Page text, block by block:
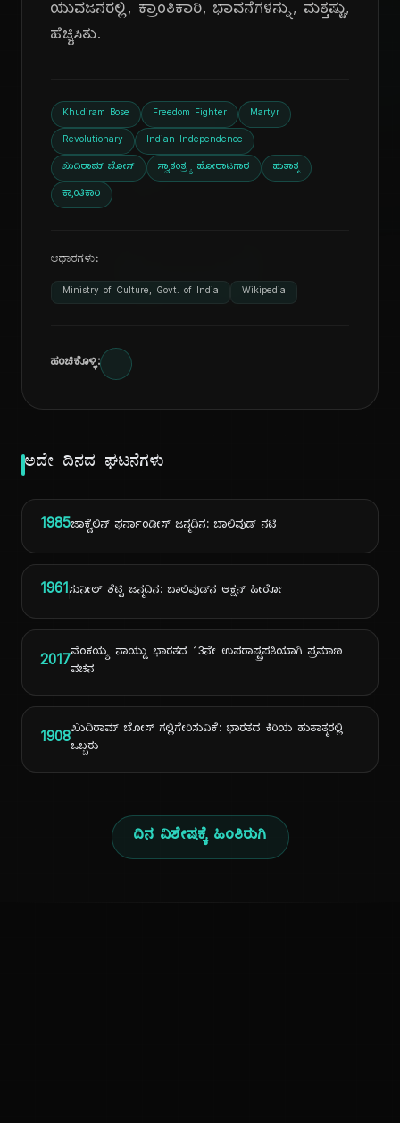
ದಿ
ಯುವಜನರಲ್ಲಿ, ಕ್ರಾಂತಿಕಾರಿ, ಭಾವನೆಗಳನ್ನು, ಮತ್ತಷ್ಟು,
ಹೆಚ್ಚಿಸಿತು.
Khudiram Bose Freedom Fighter Martyr
Revolutionary Indian Independence
ಖುದಿರಾಮ್ ಬೋಸ್ ಸ್ವಾತಂತ್ರ್ಯ ಹೋರಾಟಗಾರ ಹುತಾತ್ಮ
ಕ್ರಾಂತಿಕಾರಿ
ಆಧಾರಗಳು:
Ministry of Culture, Govt. of India Wikipedia
ಹಂಚಿಕೊಳ್ಳಿ:
ಅದೇ ದಿನದ ಘಟನೆಗಳು
1985ಜಾಕ್ವೆಲಿನ್ ಫರ್ನಾಂಡೀಸ್ ಜನ್ಮದಿನ: ಬಾಲಿವುಡ್ ನಟಿ
1961ಸುನೀಲ್ ಶೆಟ್ಟಿ ಜನ್ಮದಿನ: ಬಾಲಿವುಡ್‌ನ ಆಕ್ಷನ್ ಹೀರೋ
2017ವೆಂಕಯ್ಯ ನಾಯ್ಡು ಭಾರತದ 13ನೇ ಉಪರಾಷ್ಟ್ರಪತಿಯಾಗಿ ಪ್ರಮಾಣ
ವಚನ
1908ಖುದಿರಾಮ್ ಬೋಸ್ ಗಲ್ಲಿಗೇರಿಸುವಿಕೆ: ಭಾರತದ ಕಿರಿಯ ಹುತಾತ್ಮರಲ್ಲಿ
ಒಬ್ಬರು
ದಿನ ವಿಶೇಷಕ್ಕೆ ಹಿಂತಿರುಗಿ